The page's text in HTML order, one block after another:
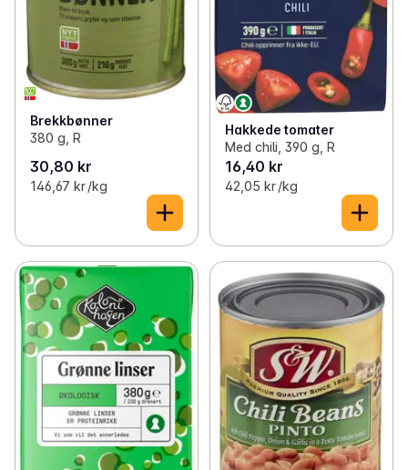
Brekkbønner
380 g, R
30,80 kr
146,67 kr /kg
Hakkede tomater
Med chili, 390 g, R
16,40 kr
42,05 kr /kg